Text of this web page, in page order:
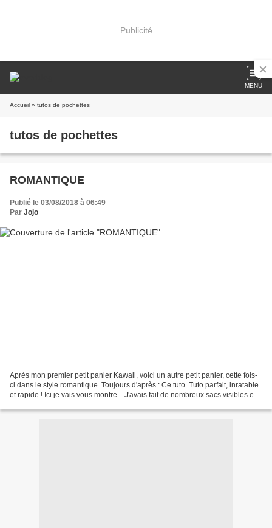
Publicité
MENU
Accueil » tutos de pochettes
tutos de pochettes
ROMANTIQUE
Publié le 03/08/2018 à 06:49
Par Jojo
Après mon premier petit panier Kawaii, voici un autre petit panier, cette fois-
ci dans le style romantique. Toujours d'après : Ce tuto. Tuto parfait, inratable
et rapide ! Ici je vais vous montre... J'avais fait de nombreux sacs visibles en